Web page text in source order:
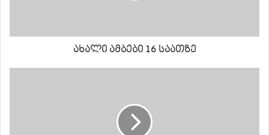
ახალი ამბები 16 საათზე